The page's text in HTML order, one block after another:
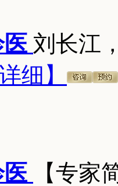
刘长江
详细】
医
【专家